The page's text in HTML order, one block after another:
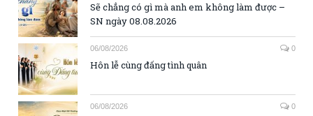
Sẽ chẳng có gì mà anh em không làm được –
SN ngày 08.08.2026
06/08/2026 0
Hôn lễ cùng đấng tình quân
06/08/2026 0